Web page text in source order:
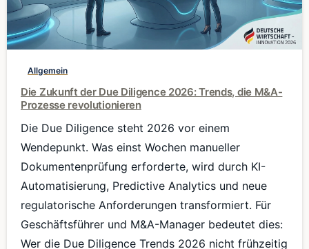
Allgemein
Die Zukunft der Due Diligence 2026: Trends, die M&A-
Prozesse revolutionieren
Die Due Diligence steht 2026 vor einem
Wendepunkt. Was einst Wochen manueller
Dokumentenprüfung erforderte, wird durch KI-
Automatisierung, Predictive Analytics und neue
regulatorische Anforderungen transformiert. Für
Geschäftsführer und M&A-Manager bedeutet dies:
Wer die Due Diligence Trends 2026 nicht frühzeitig